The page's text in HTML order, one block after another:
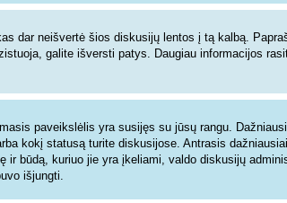
dar neišvertė šios diskusijų lentos į tą kalbą.
galite išversti patys. Daugiau informacijos
paveikslėlis yra susijęs su jūsų rangu.
kokį statusą turite diskusijose. Antrasis
ir būdą, kuriuo jie yra įkeliami, valdo diskusijų
išjungti.